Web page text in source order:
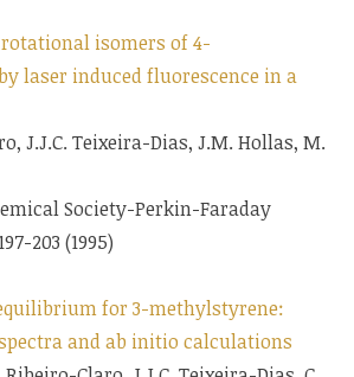
isomers of 4-
laser induced fluorescence in a
J.J.C. Teixeira-Dias, J.M. Hollas, M.
Society-Perkin-Faraday
203 (1995)
for 3-methylstyrene:
and ab initio calculations